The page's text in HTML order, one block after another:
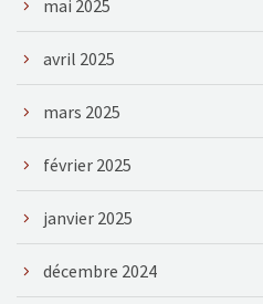
mai 2025
avril 2025
mars 2025
février 2025
janvier 2025
décembre 2024